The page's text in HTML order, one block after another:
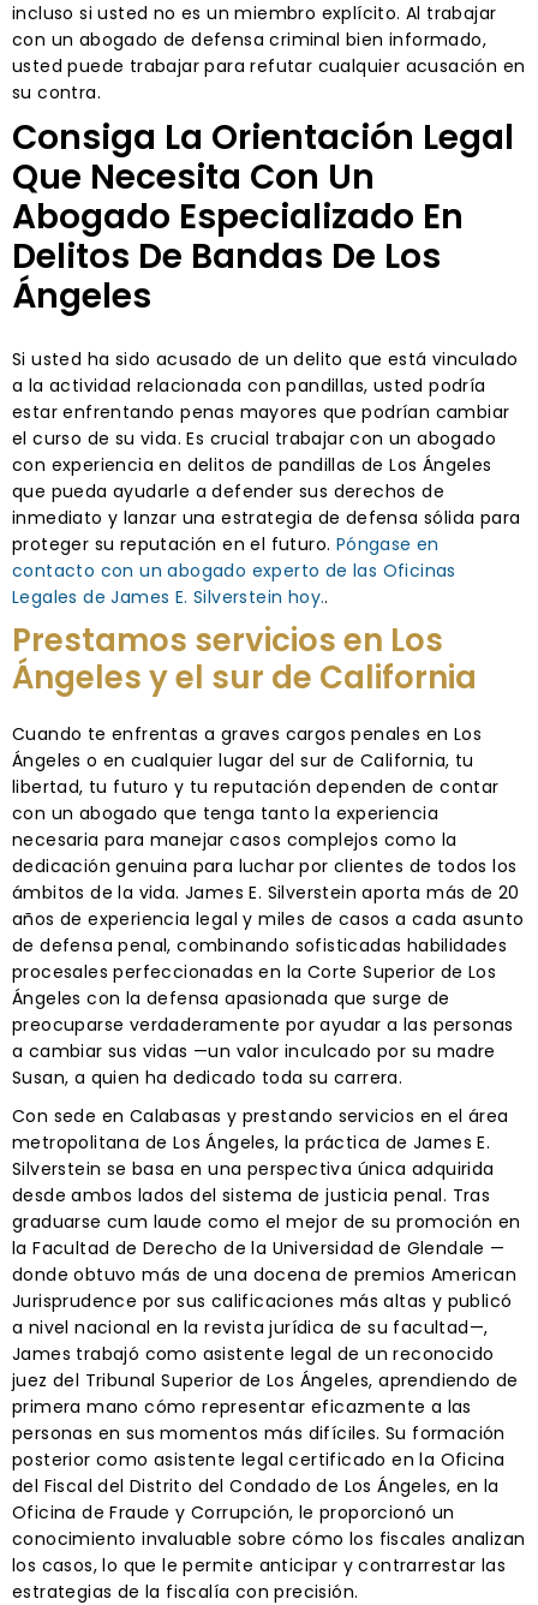
incluso si usted no es un miembro explícito. Al trabajar
con un abogado de defensa criminal bien informado,
usted puede trabajar para refutar cualquier acusación en
su contra.
Consiga La Orientación Legal
Que Necesita Con Un
Abogado Especializado En
Delitos De Bandas De Los
Ángeles
Si usted ha sido acusado de un delito que está vinculado
a la actividad relacionada con pandillas, usted podría
estar enfrentando penas mayores que podrían cambiar
el curso de su vida. Es crucial trabajar con un abogado
con experiencia en delitos de pandillas de Los Ángeles
que pueda ayudarle a defender sus derechos de
inmediato y lanzar una estrategia de defensa sólida para
proteger su reputación en el futuro. Póngase en
contacto con un abogado experto de las Oficinas
Legales de James E. Silverstein hoy..
Prestamos servicios en Los
Ángeles y el sur de California
Cuando te enfrentas a graves cargos penales en Los
Ángeles o en cualquier lugar del sur de California, tu
libertad, tu futuro y tu reputación dependen de contar
con un abogado que tenga tanto la experiencia
necesaria para manejar casos complejos como la
dedicación genuina para luchar por clientes de todos los
ámbitos de la vida. James E. Silverstein aporta más de 20
años de experiencia legal y miles de casos a cada asunto
de defensa penal, combinando sofisticadas habilidades
procesales perfeccionadas en la Corte Superior de Los
Ángeles con la defensa apasionada que surge de
preocuparse verdaderamente por ayudar a las personas
a cambiar sus vidas —un valor inculcado por su madre
Susan, a quien ha dedicado toda su carrera.
Con sede en Calabasas y prestando servicios en el área
metropolitana de Los Ángeles, la práctica de James E.
Silverstein se basa en una perspectiva única adquirida
desde ambos lados del sistema de justicia penal. Tras
graduarse cum laude como el mejor de su promoción en
la Facultad de Derecho de la Universidad de Glendale —
donde obtuvo más de una docena de premios American
Jurisprudence por sus calificaciones más altas y publicó
a nivel nacional en la revista jurídica de su facultad—,
James trabajó como asistente legal de un reconocido
juez del Tribunal Superior de Los Ángeles, aprendiendo de
primera mano cómo representar eficazmente a las
personas en sus momentos más difíciles. Su formación
posterior como asistente legal certificado en la Oficina
del Fiscal del Distrito del Condado de Los Ángeles, en la
Oficina de Fraude y Corrupción, le proporcionó un
conocimiento invaluable sobre cómo los fiscales analizan
los casos, lo que le permite anticipar y contrarrestar las
estrategias de la fiscalía con precisión.